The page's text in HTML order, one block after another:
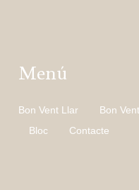
Menú
Bon Vent Llar Bon
Bloc
Contacte